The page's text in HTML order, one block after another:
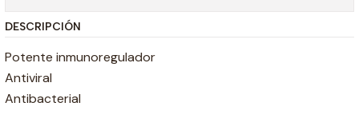
DESCRIPCIÓN
Potente inmunoregulador
Antiviral
Antibacterial